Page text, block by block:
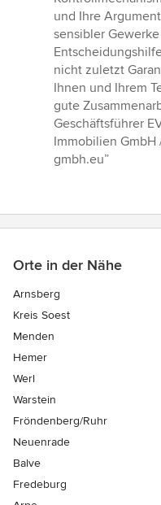
und Ihre
sensibler
nicht zuletzt
Ihnen und Ihrem
gute
Geschäftsführer
Immobilien GmbH
gmbh.eu”
Orte in der Nähe
Arnsberg
Kreis Soest
Menden
Hemer
Werl
Warstein
Fröndenberg/Ruhr
Neuenrade
Balve
Fredeburg